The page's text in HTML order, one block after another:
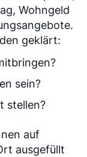
Wohngeld
geklärt:
sein?
stellen?
auf
ausgefüllt